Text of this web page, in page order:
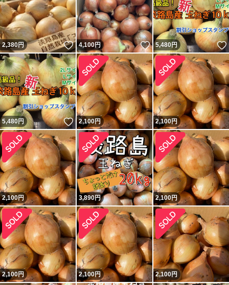
2,380円 いいね！
4,100円 いいね！
5,480円
5,480円 いいね！
2,100円 2,100円
2,100円 3,890円 2,100円
2,100円 2,100円 2,100円